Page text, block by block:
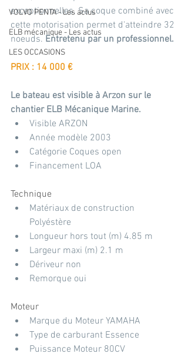
VOLVO PENTA - Les actus
ELB mécanique - Les actus
LES OCCASIONS
exceptionnelles. Sa coque combiné avec
cette motorisation permet d'atteindre 32
noeuds. Entretenu par un professionnel.
PRIX : 14 000 €
Le bateau est visible à Arzon sur le
chantier ELB Mécanique Marine.
Visible ARZON
Année modèle 2003
Catégorie Coques open
Financement LOA
Technique
Matériaux de construction
Polyéstère
Longueur hors tout (m) 4.85 m
Largeur maxi (m) 2.1 m
Dériveur non
Remorque oui
Moteur
Marque du Moteur YAMAHA
Type de carburant Essence
Puissance Moteur 80CV